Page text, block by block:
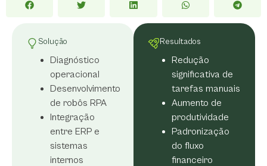
Solução
Diagnóstico
operacional
Desenvolvimento
de robôs RPA
Integração
entre ERP e
sistemas
internos
Resultados
Redução
significativa de
tarefas manuais
Aumento de
produtividade
Padronização
do fluxo
financeiro